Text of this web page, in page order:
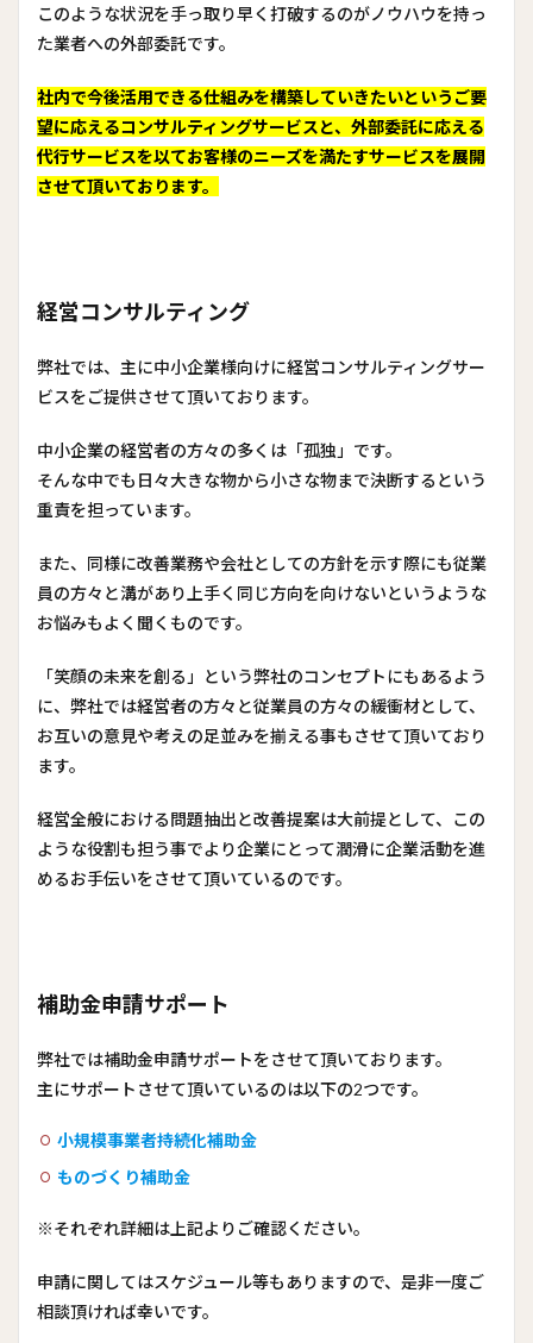
このような状況を手っ取り早く打破するのがノウハウを持っ
た業者への外部委託です。
社内で今後活用できる仕組みを構築していきたいというご要
望に応えるコンサルティングサービスと、外部委託に応える
代行サービスを以てお客様のニーズを満たすサービスを展開
させて頂いております。
経営コンサルティング
弊社では、主に中小企業様向けに経営コンサルティングサー
ビスをご提供させて頂いております。
中小企業の経営者の方々の多くは「孤独」です。
そんな中でも日々大きな物から小さな物まで決断するという
重責を担っています。
また、同様に改善業務や会社としての方針を示す際にも従業
員の方々と溝があり上手く同じ方向を向けないというような
お悩みもよく聞くものです。
「笑顔の未来を創る」という弊社のコンセプトにもあるよう
に、弊社では経営者の方々と従業員の方々の緩衝材として、
お互いの意見や考えの足並みを揃える事もさせて頂いており
ます。
経営全般における問題抽出と改善提案は大前提として、この
ような役割も担う事でより企業にとって潤滑に企業活動を進
めるお手伝いをさせて頂いているのです。
補助金申請サポート
弊社では補助金申請サポートをさせて頂いております。
主にサポートさせて頂いているのは以下の2つです。
小規模事業者持続化補助金
ものづくり補助金
※それぞれ詳細は上記よりご確認ください。
申請に関してはスケジュール等もありますので、是非一度ご
相談頂ければ幸いです。